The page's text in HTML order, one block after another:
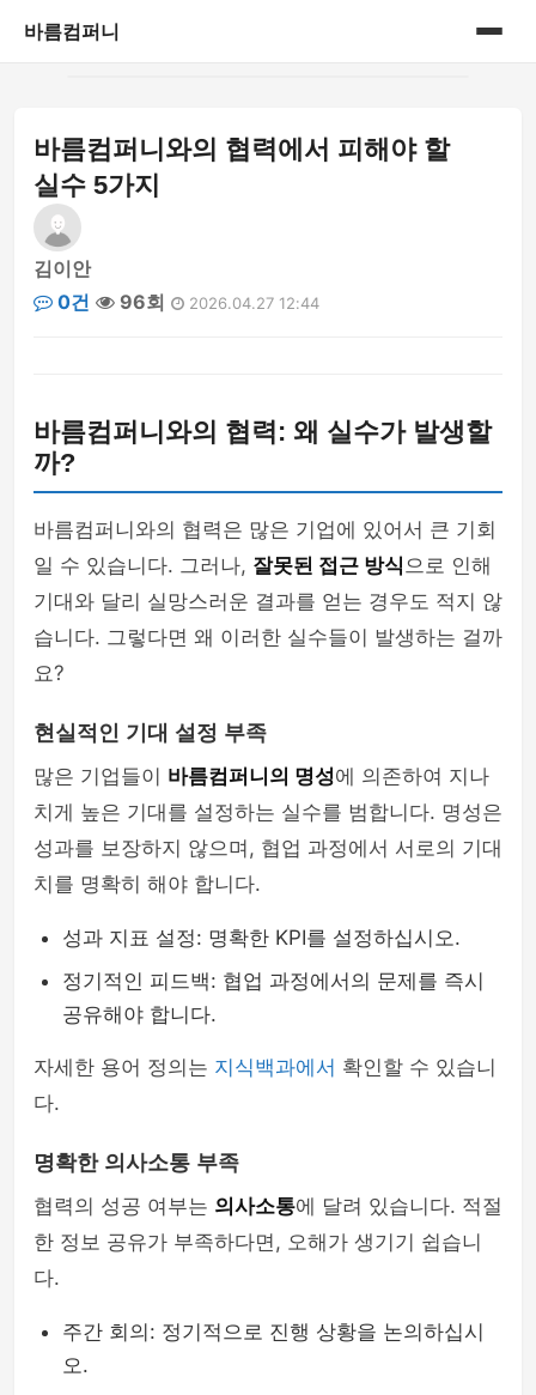
바름컴퍼니
게시판
바름컴퍼니와의 협력에서 피해야 할
실수 5가지
김이안
0건
96회 2026.04.27 12:44
바름컴퍼니와의 협력: 왜 실수가 발생할
까?
바름컴퍼니와의 협력은 많은 기업에 있어서 큰 기회
일 수 있습니다. 그러나, 잘못된 접근 방식으로 인해
기대와 달리 실망스러운 결과를 얻는 경우도 적지 않
습니다. 그렇다면 왜 이러한 실수들이 발생하는 걸까
요?
현실적인 기대 설정 부족
많은 기업들이 바름컴퍼니의 명성에 의존하여 지나
치게 높은 기대를 설정하는 실수를 범합니다. 명성은
성과를 보장하지 않으며, 협업 과정에서 서로의 기대
치를 명확히 해야 합니다.
성과 지표 설정: 명확한 KPI를 설정하십시오.
정기적인 피드백: 협업 과정에서의 문제를 즉시
공유해야 합니다.
자세한 용어 정의는 지식백과에서 확인할 수 있습니
다.
명확한 의사소통 부족
협력의 성공 여부는 의사소통에 달려 있습니다. 적절
한 정보 공유가 부족하다면, 오해가 생기기 쉽습니
다.
주간 회의: 정기적으로 진행 상황을 논의하십시
오.